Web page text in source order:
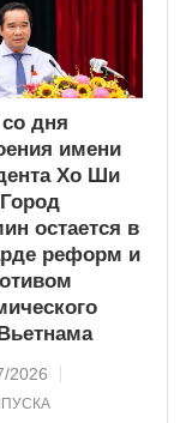
дня
имени
Хо Ши
остается в
реформ и
2026